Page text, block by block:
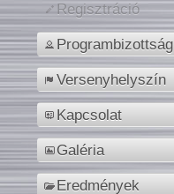
Regisztráció
Programbizottság
Versenyhelyszín
Kapcsolat
Galéria
Eredmények